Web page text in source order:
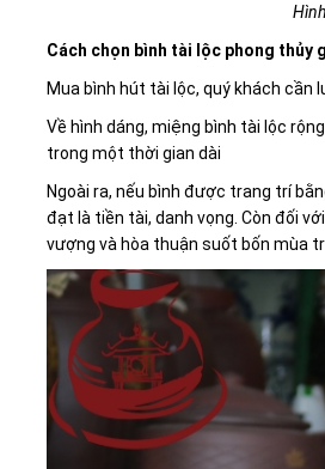
Cách chọn bình tài lộc phong thủy
Mua bình hút tài lộc, quý khách cần
Về hình dáng, miệng bình tài lộc
trong một thời gian dài
Ngoài ra, nếu bình được trang trí
đạt là tiền tài, danh vọng. Còn đối
vượng và hòa thuận suốt bốn mùa